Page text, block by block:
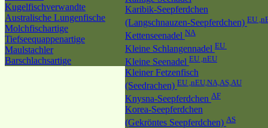
Kugelfischverwandte
Australische Lungenfische
Molchfischartige
Tiefseequappenartige
Maulstachler
Barschlachsartige
Karibik-Seepferdchen
(Langschnauzen-Seepferdchen) EU
Kettenseenadel NA
Kleine Schlangennadel EU
Kleine Seenadel EU ,nEU
Kleiner Fetzenfisch
(Seedrachen) EU ,nEU,NA,AS,AU
Knysna-Seepferdchen AF
Korea-Seepferdchen
(Gekröntes Seepferdchen) AS